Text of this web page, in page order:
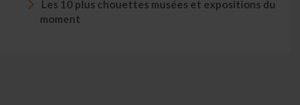
Les 10 plus chouettes musées et expositions du
moment